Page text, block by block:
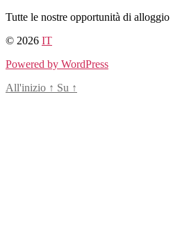
Salta
contenuto
Tutte le nostre opportunità di alloggio
© 2026 IT
Powered by WordPress
All'inizio ↑ Su ↑